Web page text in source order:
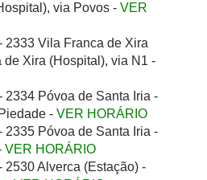
via Povos - VER
2333 Vila Franca de Xira
de Xira (Hospital), via N1 -
2334 Póvoa de Santa Iria -
- VER HORÁRIO
2335 Póvoa de Santa Iria -
VER HORÁRIO
2530 Alverca (Estação) -